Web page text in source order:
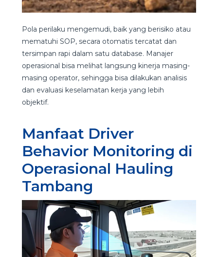
Pola perilaku mengemudi, baik yang berisiko atau
mematuhi SOP, secara otomatis tercatat dan
tersimpan rapi dalam satu database. Manajer
operasional bisa melihat langsung kinerja masing-
masing operator, sehingga bisa dilakukan analisis
dan evaluasi keselamatan kerja yang lebih
objektif.
Manfaat Driver
Behavior Monitoring di
Operasional Hauling
Tambang